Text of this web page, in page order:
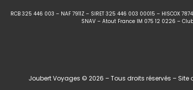
RCB 325 446 003 – NAF 7911Z – SIRET 325 446 003 00015 – HISCOX
SNAV – Atout France IM 075 12 0226 –
Joubert Voyages © 2026 – Tous droits réservés – Site